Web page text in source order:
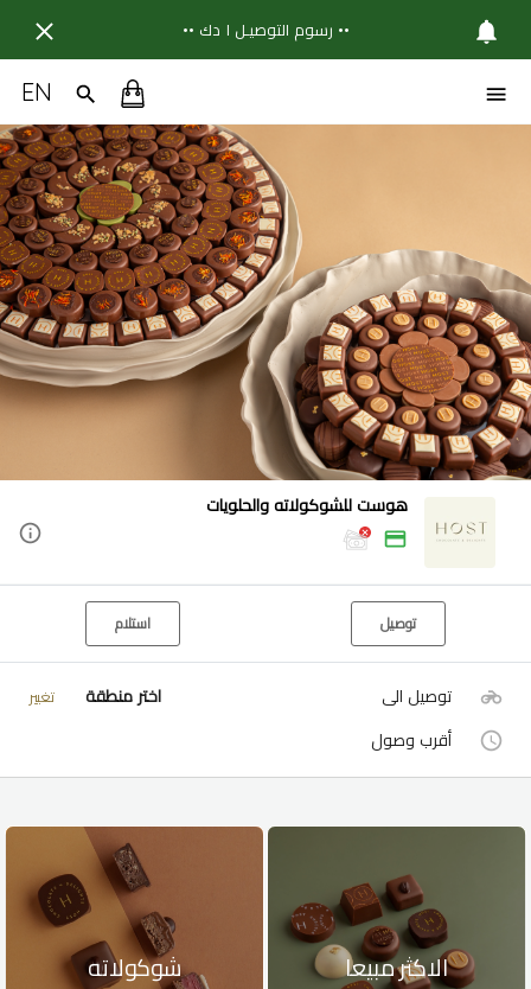
•• رسوم التوصيـل ١ دك ••
EN
هوست للشوكولاته والحلويات
توصيل استلام
توصيل الى اختر منطقة تغيير
أقرب وصول
الاكثر مبيعا شوكولاته